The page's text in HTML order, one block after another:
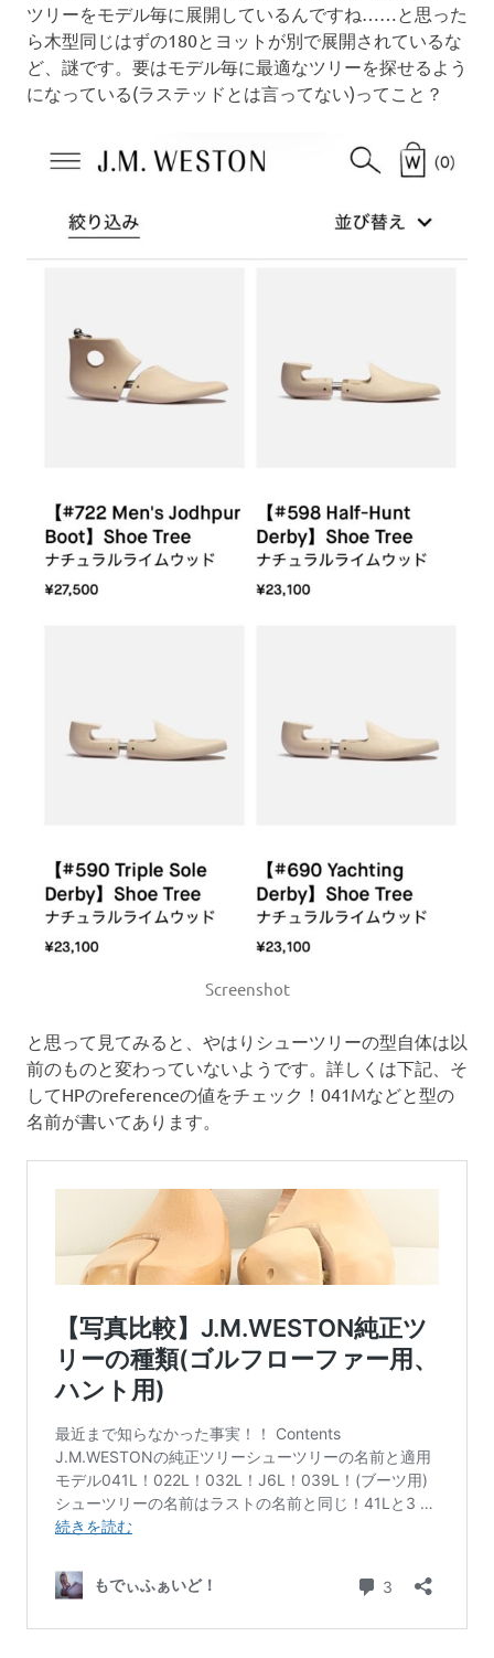
ツリーをモデル毎に展開しているんですね……と思った
ら木型同じはずの180とヨットが別で展開されているな
ど、謎です。要はモデル毎に最適なツリーを探せるよう
になっている(ラステッドとは言ってない)ってこと？
Screenshot
と思って見てみると、やはりシューツリーの型自体は以
前のものと変わっていないようです。詳しくは下記、そ
してHPのreferenceの値をチェック！041Mなどと型の
名前が書いてあります。